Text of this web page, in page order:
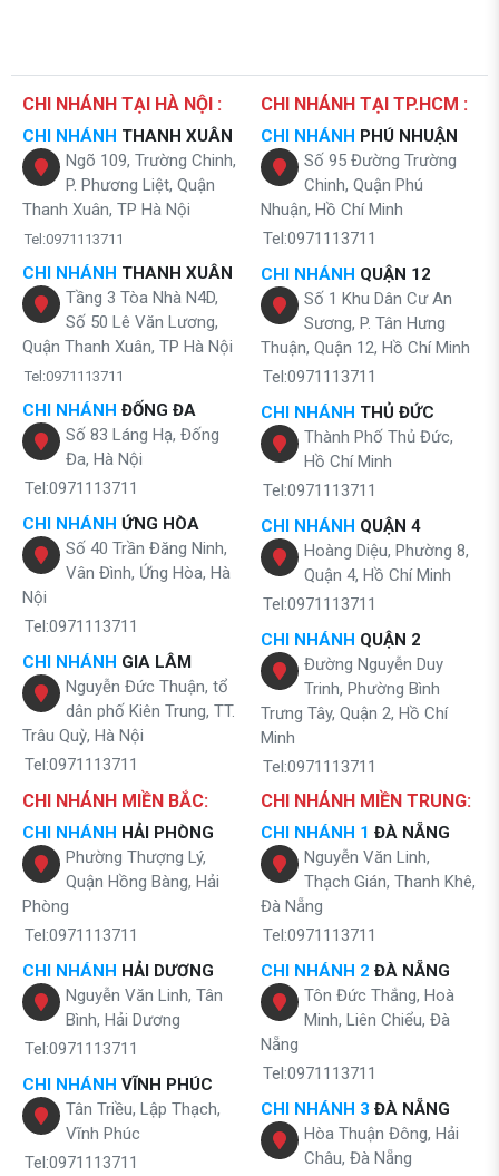
CHI NHÁNH TẠI HÀ NỘI :
CHI NHÁNH THANH XUÂN
Ngõ 109, Trường Chinh,
P. Phương Liệt, Quận
Thanh Xuân, TP Hà Nội
Tel:0971113711
CHI NHÁNH THANH XUÂN
Tầng 3 Tòa Nhà N4D,
Số 50 Lê Văn Lương,
Quận Thanh Xuân, TP Hà Nội
Tel:0971113711
CHI NHÁNH ĐỐNG ĐA
Số 83 Láng Hạ, Đống
Đa, Hà Nội
Tel:0971113711
CHI NHÁNH ỨNG HÒA
Số 40 Trần Đăng Ninh,
Vân Đình, Ứng Hòa, Hà
Nội
Tel:0971113711
CHI NHÁNH GIA LÂM
Nguyễn Đức Thuận, tổ
dân phố Kiên Trung, TT.
Trâu Quỳ, Hà Nội
Tel:0971113711
CHI NHÁNH TẠI TP.HCM :
CHI NHÁNH PHÚ NHUẬN
Số 95 Đường Trường
Chinh, Quận Phú
Nhuận, Hồ Chí Minh
Tel:0971113711
CHI NHÁNH QUẬN 12
Số 1 Khu Dân Cư An
Sương, P. Tân Hưng
Thuận, Quận 12, Hồ Chí Minh
Tel:0971113711
CHI NHÁNH THỦ ĐỨC
Thành Phố Thủ Đức,
Hồ Chí Minh
Tel:0971113711
CHI NHÁNH QUẬN 4
Hoàng Diệu, Phường 8,
Quận 4, Hồ Chí Minh
Tel:0971113711
CHI NHÁNH QUẬN 2
Đường Nguyễn Duy
Trinh, Phường Bình
Trưng Tây, Quận 2, Hồ Chí
Minh
Tel:0971113711
CHI NHÁNH MIỀN BẮC:
CHI NHÁNH HẢI PHÒNG
Phường Thượng Lý,
Quận Hồng Bàng, Hải
Phòng
Tel:0971113711
CHI NHÁNH HẢI DƯƠNG
Nguyễn Văn Linh, Tân
Bình, Hải Dương
Tel:0971113711
CHI NHÁNH VĨNH PHÚC
Tân Triều, Lập Thạch,
Vĩnh Phúc
Tel:0971113711
CHI NHÁNH MIỀN TRUNG:
CHI NHÁNH 1 ĐÀ NẴNG
Nguyễn Văn Linh,
Thạch Gián, Thanh Khê,
Đà Nẵng
Tel:0971113711
CHI NHÁNH 2 ĐÀ NẴNG
Tôn Đức Thắng, Hoà
Minh, Liên Chiểu, Đà
Nẵng
Tel:0971113711
CHI NHÁNH 3 ĐÀ NẴNG
Hòa Thuận Đông, Hải
Châu, Đà Nẵng